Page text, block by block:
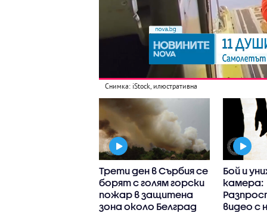
Снимка: iStock, илюстративна
Трети ден в Сърбия се
борят с голям горски
пожар в защитена
зона около Белград
Бой и
камера:
видео с